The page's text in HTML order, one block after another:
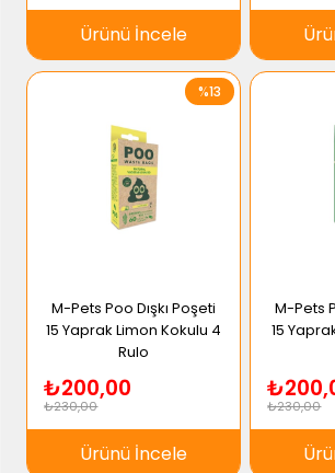
Ürünü İncele
M-Pets Poo Dışkı Poşeti
15 Yaprak Limon Kokulu 4
Rulo
₺200,00
₺230,00
Ürünü İncele
%13
M-Pets
15
₺230,00